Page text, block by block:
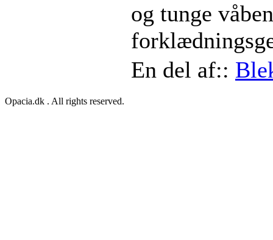
og tunge
En del af::
Opacia.dk . All rights reserved.